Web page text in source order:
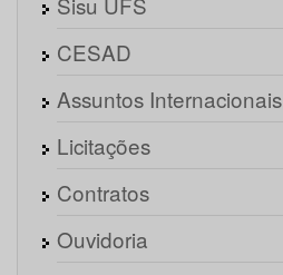
CESAD
Assuntos Internacionais
Licitações
Contratos
Ouvidoria